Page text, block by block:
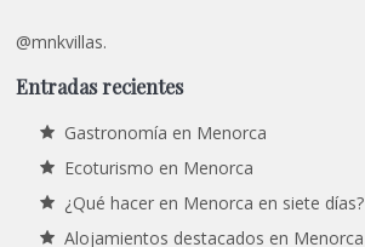
@mnkvillas.
Entradas recientes
Gastronomía en Menorca
Ecoturismo en Menorca
¿Qué hacer en Menorca en siete días?
Alojamientos destacados en Menorca